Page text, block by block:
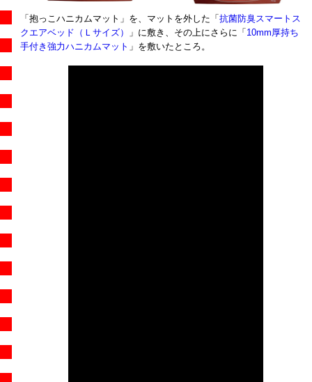
「抱っこハニカムマット」を、マットを外した「 抗菌防臭スマートス
クエアベッド（Ｌサイズ）
」に敷き、その上にさらに「 10mm厚持ち
手付き強力ハニカムマット 」を敷いたところ。